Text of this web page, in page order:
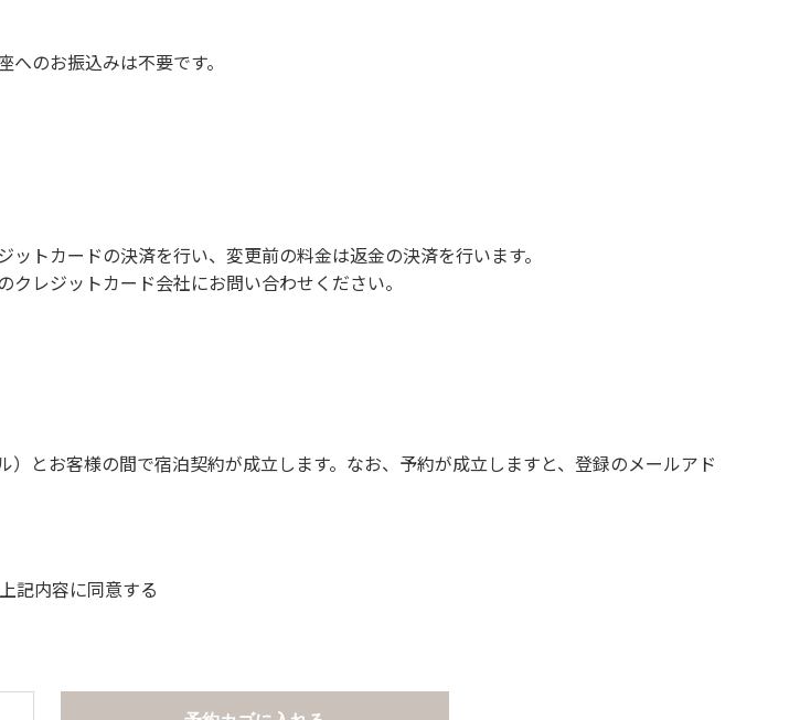
く）
など）の占有行為。
に嫌悪感を与えるような行為。
のお振込みは不要です。
トカードの決済を行い、変更前の料金は返金の決済を行います。
レジットカード会社にお問い合わせください。
とお客様の間で宿泊契約が成立します。なお、予約が成立しますと、登録のメールアド
上記内容に同意する